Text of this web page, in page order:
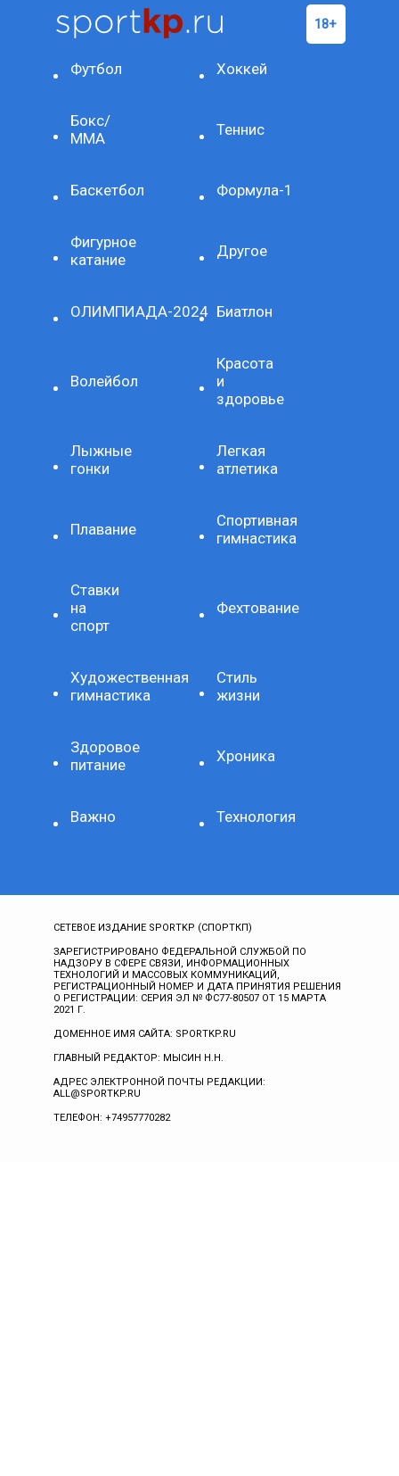
Футбол Хоккей
Бокс/
ММА
Теннис
Баскетбол Формула-1
Фигурное
катание
Другое
ОЛИМПИАДА-2024 Биатлон
Волейбол
Красота
и
здоровье
Лыжные
гонки
Легкая
атлетика
Плавание
Спортивная
гимнастика
Ставки
на
спорт
Фехтование
Художественная
гимнастика
Стиль
жизни
Здоровое
питание
Хроника
Важно Технология
СЕТЕВОЕ ИЗДАНИЕ SPORTKP (СПОРТКП)
ЗАРЕГИСТРИРОВАНО ФЕДЕРАЛЬНОЙ СЛУЖБОЙ ПО
НАДЗОРУ В СФЕРЕ СВЯЗИ, ИНФОРМАЦИОННЫХ
ТЕХНОЛОГИЙ И МАССОВЫХ КОММУНИКАЦИЙ,
РЕГИСТРАЦИОННЫЙ НОМЕР И ДАТА ПРИНЯТИЯ РЕШЕНИЯ
О РЕГИСТРАЦИИ: СЕРИЯ ЭЛ № ФС77-80507 ОТ 15 МАРТА
2021 Г.
ДОМЕННОЕ ИМЯ САЙТА: SPORTKP.RU
ГЛАВНЫЙ РЕДАКТОР: МЫСИН Н.Н.
АДРЕС ЭЛЕКТРОННОЙ ПОЧТЫ РЕДАКЦИИ:
ALL@SPORTKP.RU
ТЕЛЕФОН: +74957770282